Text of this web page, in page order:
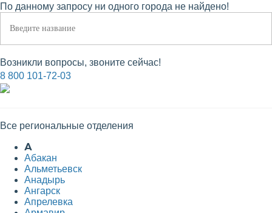
По данному запросу ни одного города не найдено!
Возникли вопросы, звоните сейчас!
8 800 101-72-03
Все региональные отделения
А
Абакан
Альметьевск
Анадырь
Ангарск
Апрелевка